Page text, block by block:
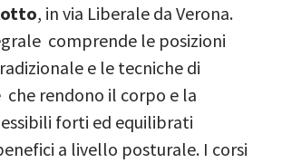
, in via Liberale da Verona.
comprende le posizioni
e le tecniche di
che rendono il corpo e la
forti ed equilibrati
a livello posturale. I corsi